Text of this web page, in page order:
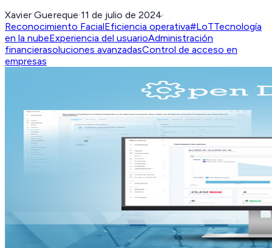
Xavier Guereque·11 de julio de 2024·
Reconocimiento FacialEficiencia operativa#LoTTecnología
en la nubeExperiencia del usuarioAdministración
financierasoluciones avanzadasControl de acceso en
empresas